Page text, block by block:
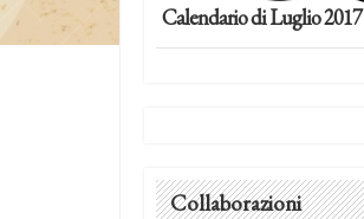
Calendario di Luglio 2017
Collaborazioni